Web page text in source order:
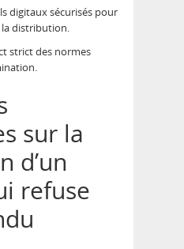
digitaux sécurisés pour
la distribution.
strict des normes
sur la
d’un
refuse